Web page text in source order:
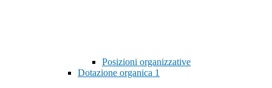
Posizioni organizzative
Dotazione organica 1